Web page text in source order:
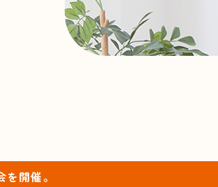
開催。